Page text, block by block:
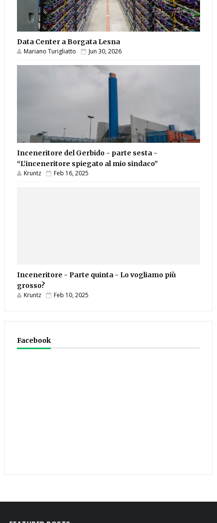
Data Center a Borgata Lesna
Mariano Turigliatto Jun 30, 2026
Inceneritore del Gerbido - parte sesta -
“L’inceneritore spiegato al mio sindaco”
Kruntz Feb 16, 2025
Inceneritore - Parte quinta - Lo vogliamo più
grosso?
Kruntz Feb 10, 2025
Facebook